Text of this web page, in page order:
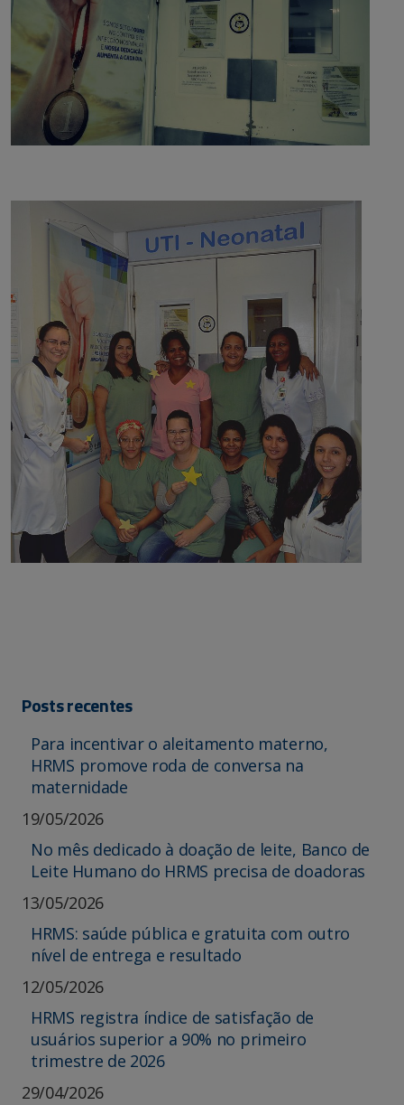
Posts recentes
Para incentivar o aleitamento materno,
HRMS promove roda de conversa na
maternidade
19/05/2026
No mês dedicado à doação de leite, Banco de
Leite Humano do HRMS precisa de doadoras
13/05/2026
HRMS: saúde pública e gratuita com outro
nível de entrega e resultado
12/05/2026
HRMS registra índice de satisfação de
usuários superior a 90% no primeiro
trimestre de 2026
29/04/2026